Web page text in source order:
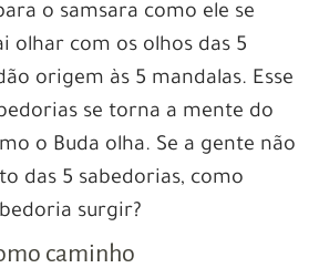
o samsara como ele se
olhar com os olhos das 5
origem às 5 mandalas. Esse
se torna a mente do
o Buda olha. Se a gente não
das 5 sabedorias, como
surgir?
caminho